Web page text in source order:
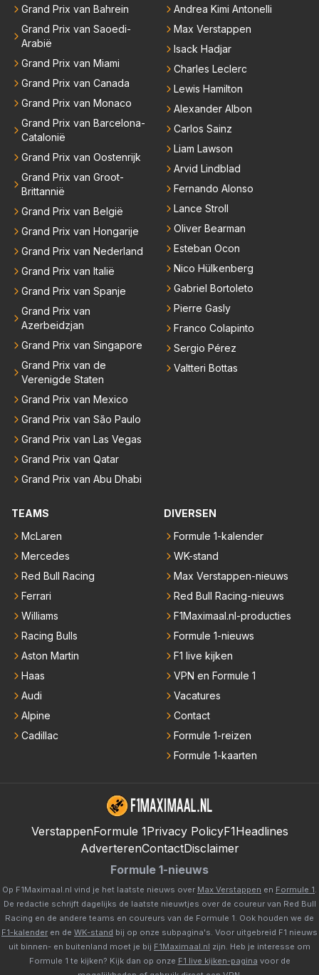
Grand Prix van Bahrein
Grand Prix van Saoedi-
Arabië
Grand Prix van Miami
Grand Prix van Canada
Grand Prix van Monaco
Grand Prix van Barcelona-
Catalonië
Grand Prix van Oostenrijk
Grand Prix van Groot-
Brittannië
Grand Prix van België
Grand Prix van Hongarije
Grand Prix van Nederland
Grand Prix van Italië
Grand Prix van Spanje
Grand Prix van
Azerbeidzjan
Grand Prix van Singapore
Grand Prix van de
Verenigde Staten
Grand Prix van Mexico
Grand Prix van São Paulo
Grand Prix van Las Vegas
Grand Prix van Qatar
Grand Prix van Abu Dhabi
Andrea Kimi Antonelli
Max Verstappen
Isack Hadjar
Charles Leclerc
Lewis Hamilton
Alexander Albon
Carlos Sainz
Liam Lawson
Arvid Lindblad
Fernando Alonso
Lance Stroll
Oliver Bearman
Esteban Ocon
Nico Hülkenberg
Gabriel Bortoleto
Pierre Gasly
Franco Colapinto
Sergio Pérez
Valtteri Bottas
TEAMS
McLaren
Mercedes
Red Bull Racing
Ferrari
Williams
Racing Bulls
Aston Martin
Haas
Audi
Alpine
Cadillac
DIVERSEN
Formule 1-kalender
WK-stand
Max Verstappen-nieuws
Red Bull Racing-nieuws
F1Maximaal.nl-producties
Formule 1-nieuws
F1 live kijken
VPN en Formule 1
Vacatures
Contact
Formule 1-reizen
Formule 1-kaarten
VerstappenFormule 1Privacy PolicyF1Headlines
AdverterenContactDisclaimer
Formule 1-nieuws
Op F1Maximaal.nl vind je het laatste nieuws over Max Verstappen en Formule 1
De redactie schrijft dagelijks de laatste nieuwtjes over de coureur van Red Bull
Racing en de andere teams en coureurs van de Formule 1. Ook houden we de
F1-kalender en de WK-stand bij op onze subpagina's. Voor uitgebreid F1 nieuws
uit binnen- en buitenland moet je bij F1Maximaal.nl zijn. Heb je interesse om
Formule 1 te kijken? Kijk dan op onze F1 live kijken-pagina voor de